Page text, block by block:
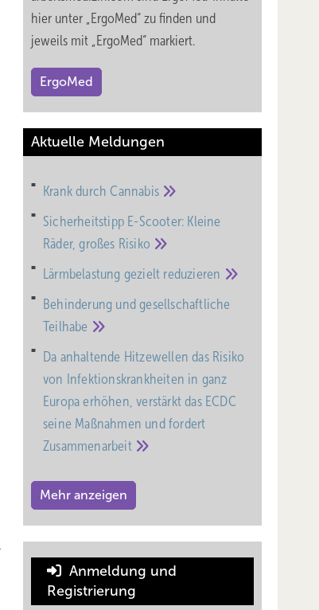
hier unter „ErgoMed“ zu finden und
jeweils mit „ErgoMed“ markiert.
ErgoMed
Aktuelle Meldungen
Krank durchCannabis
Sicherheitstipp E-Scooter: Kleine
Räder, großes Risiko
Lärmbelastung gezielt reduzieren
Behinderung und gesell­schaft­liche
Teil­habe
Da anhaltende Hitzewellen das Risiko
von Infektionskrankheiten in ganz
Europa erhöhen, verstärkt das ECDC
seine Maßnahmen und fordert
Zusammenarbeit
Mehr anzeigen
Anmeldung und
Registrierung